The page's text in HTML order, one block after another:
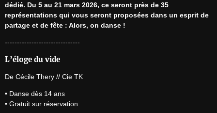
dédié. Du 5 au 21 mars 2026, ce seront près de 35
représentations qui vous seront proposées dans un esprit de
partage et de fête : Alors, on danse !
-------------------------------
L’éloge du vide
De Cécile Thery // Cie TK
• Danse dès 14 ans
• Gratuit sur réservation